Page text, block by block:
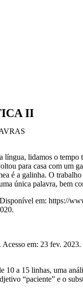
II
lidamos o tempo
para casa com um
é a galinha. O
única palavra, bem
em: https://
em: 23 fev. 2023.
10 a 15 linhas, uma
“paciente” e o